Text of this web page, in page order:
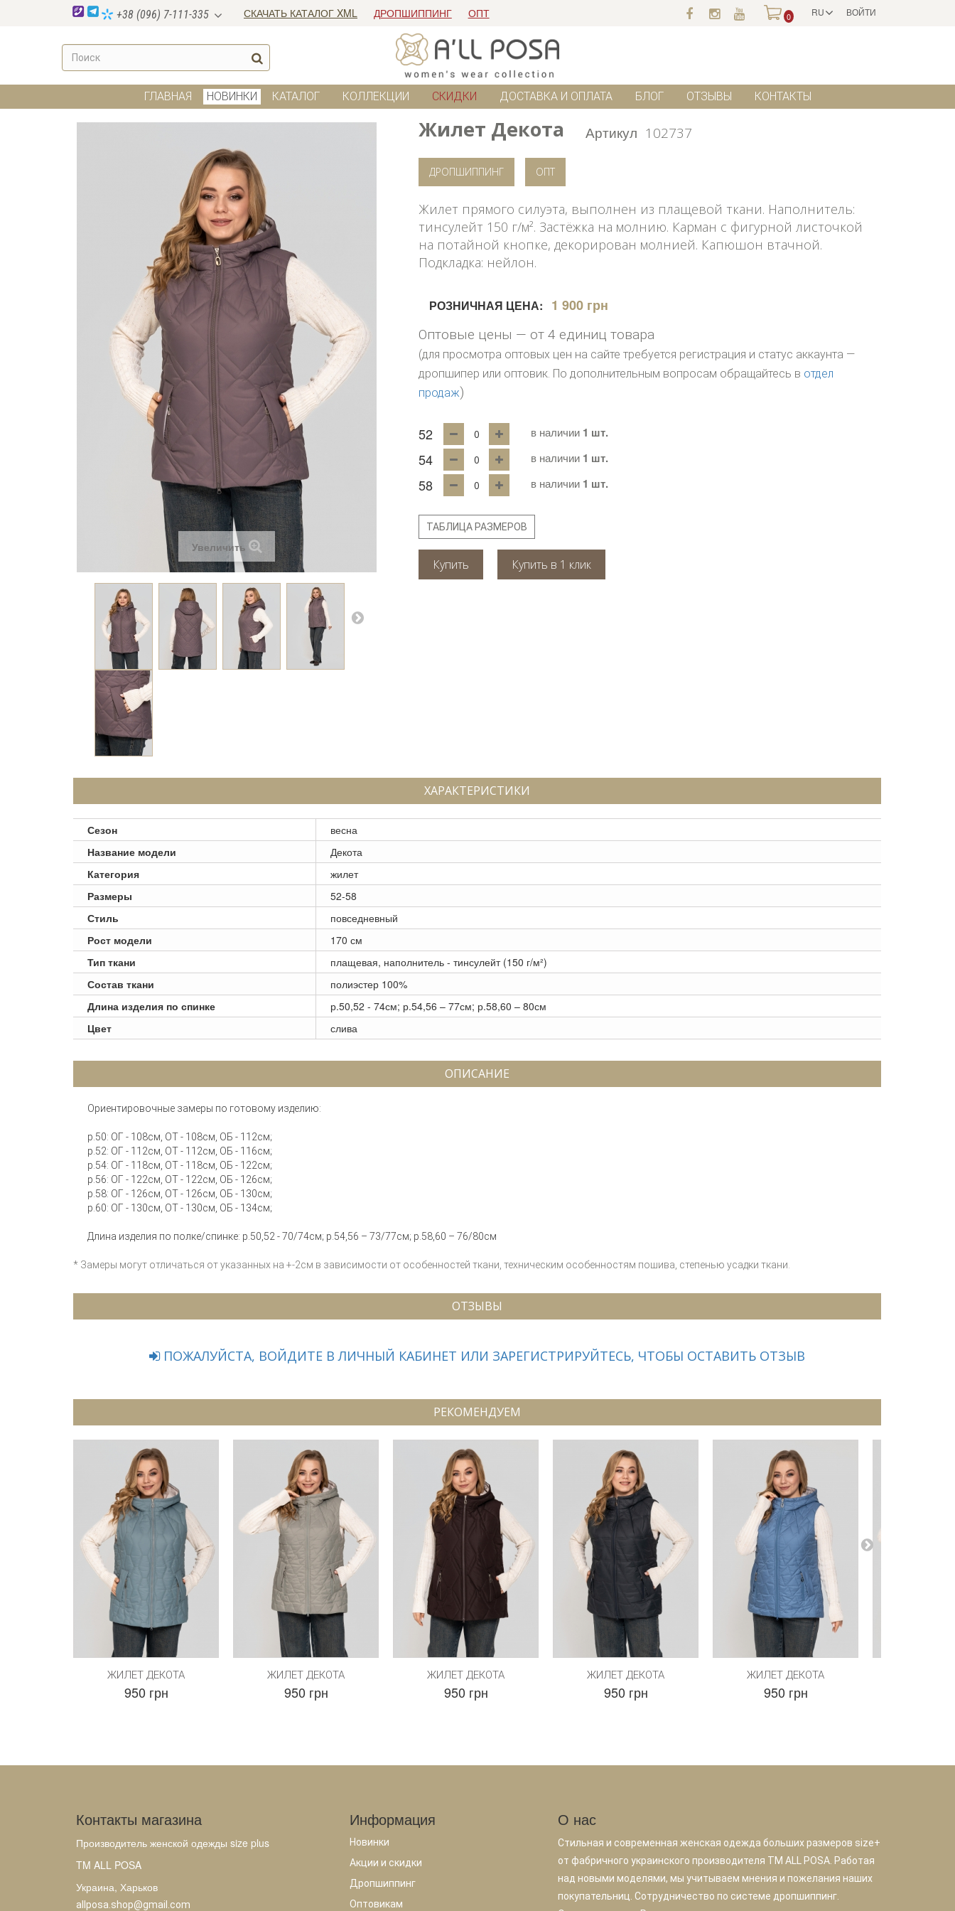
ВОЙТИ
RU
+38 (096) 7-111-335 СКАЧАТЬ КАТАЛОГ XML ДРОПШИППИНГ ОПТ 0
ГЛАВНАЯ НОВИНКИ КАТАЛОГ КОЛЛЕКЦИИ СКИДКИ ДОСТАВКА И ОПЛАТА БЛОГ ОТЗЫВЫ КОНТАКТЫ
Увеличить
Жилет Декота Артикул 102737
ДРОПШИППИНГ ОПТ
Жилет прямого силуэта, выполнен из плащевой ткани. Наполнитель:
тинсулейт 150 г/м². Застёжка на молнию. Карман с фигурной листочкой
на потайной кнопке, декорирован молнией. Капюшон втачной.
Подкладка: нейлон.
РОЗНИЧНАЯ ЦЕНА: 1 900 грн
Оптовые цены — от 4 единиц товара
(для просмотра оптовых цен на сайте требуется регистрация и статус аккаунта —
дропшипер или оптовик. По дополнительным вопросам обращайтесь в отдел
продаж)
52 в наличии 1 шт.
54 в наличии 1 шт.
58 в наличии 1 шт.
ТАБЛИЦА РАЗМЕРОВ
Купить
ХАРАКТЕРИСТИКИ
Сезон
весна
Название модели
Декота
Категория
жилет
Размеры
52-58
Стиль
повседневный
Рост модели
170 см
Тип ткани
плащевая, наполнитель - тинсулейт (150 г/м²)
Состав ткани
полиэстер 100%
Длина изделия по спинке
р.50,52 - 74см; р.54,56 – 77см; р.58,60 – 80см
Цвет
слива
ОПИСАНИЕ
Ориентировочные замеры по готовому изделию:
р.50: ОГ - 108см, ОТ - 108см, ОБ - 112см;
р.52: ОГ - 112см, ОТ - 112см, ОБ - 116см;
р.54: ОГ - 118см, ОТ - 118см, ОБ - 122см;
р.56: ОГ - 122см, ОТ - 122см, ОБ - 126см;
р.58: ОГ - 126см, ОТ - 126см, ОБ - 130см;
р.60: ОГ - 130см, ОТ - 130см, ОБ - 134см;
Длина изделия по полке/спинке: р.50,52 - 70/74см; р.54,56 – 73/77см; р.58,60 – 76/80см
* Замеры могут отличаться от указанных на +-2см в зависимости от особенностей ткани, техническим особенностям пошива, степенью усадки ткани.
ОТЗЫВЫ
ПОЖАЛУЙСТА, ВОЙДИТЕ В ЛИЧНЫЙ КАБИНЕТ ИЛИ ЗАРЕГИСТРИРУЙТЕСЬ, ЧТОБЫ ОСТАВИТЬ ОТЗЫВ
РЕКОМЕНДУЕМ
ЖИЛЕТ ДЕКОТА
950 грн
ЖИЛЕТ ДЕКОТА
950 грн
ЖИЛЕТ ДЕКОТА
950 грн
ЖИЛЕТ ДЕКОТА
950 грн
ЖИЛЕТ ДЕКОТА
950 грн
Контакты магазина
Производитель женской одежды size plus
TM ALL POSA
Украина, Харьков
allposa.shop@gmail.com
Информация
Новинки
Акции и скидки
Дропшиппинг
Оптовикам
О нас
Стильная и современная женская одежда больших размеров size+
от фабричного украинского производителя TM ALL POSA. Работая
над новыми моделями, мы учитываем мнения и пожелания наших
покупательниц. Сотрудничество по системе дропшиппинг.